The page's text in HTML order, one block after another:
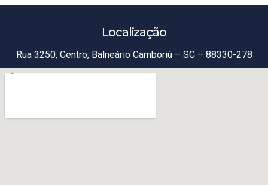
Localização
Rua 3250, Centro, Balneário Camboriú – SC – 88330-278